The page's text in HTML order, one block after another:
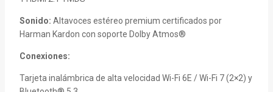
Sonido: Altavoces estéreo premium certificados por
Harman Kardon con soporte Dolby Atmos®
Conexiones:
Tarjeta inalámbrica de alta velocidad Wi-Fi 6E / Wi-Fi 7 (2×2) y